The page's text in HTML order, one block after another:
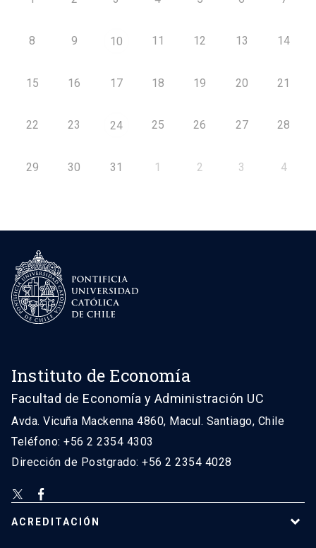
8 9 10 11 12 13 14
15 16 17 18 19 20 21
22 23 24 25 26 27 28
29 30 31 1 2 3 4
Instituto de Economía
Facultad de Economía y Administración UC
Avda. Vicuña Mackenna 4860, Macul. Santiago, Chile
Teléfono: +56 2 2354 4303
Dirección de Postgrado: +56 2 2354 4028
ACREDITACIÓN